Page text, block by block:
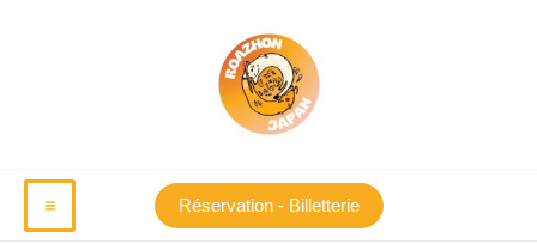
Réservation - Billetterie